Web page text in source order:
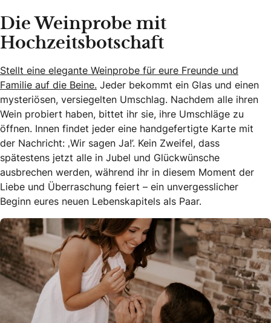
Die Weinprobe mit
Hochzeitsbotschaft
Stellt eine elegante Weinprobe für eure Freunde und
Familie auf die Beine. Jeder bekommt ein Glas und einen
mysteriösen, versiegelten Umschlag. Nachdem alle ihren
Wein probiert haben, bittet ihr sie, ihre Umschläge zu
öffnen. Innen findet jeder eine handgefertigte Karte mit
der Nachricht: ‚Wir sagen Ja!’. Kein Zweifel, dass
spätestens jetzt alle in Jubel und Glückwünsche
ausbrechen werden, während ihr in diesem Moment der
Liebe und Überraschung feiert – ein unvergesslicher
Beginn eures neuen Lebenskapitels als Paar.